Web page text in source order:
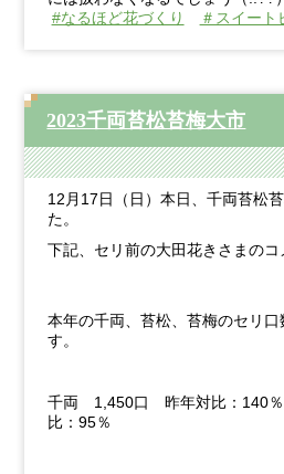
#なるほど花づくり
＃スイート
2023千両苔松苔梅大市
12月17日（日）本日、千両苔松
た。
下記、セリ前の大田花きさまのコ
本年の千両、苔松、苔梅のセリ口
す。
千両 1,450口 昨年対比： 140
比： 95％